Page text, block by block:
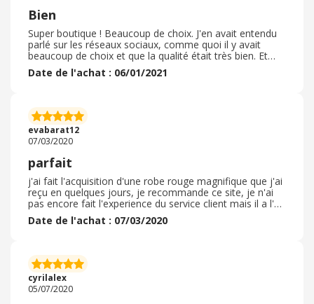
Bien
Super boutique ! Beaucoup de choix. J'en avait entendu
parlé sur les réseaux sociaux, comme quoi il y avait
beaucoup de choix et que la qualité était très bien. Et
bien, je ne suis pas déçue. La livraison est assez courte,
même avec le confinement, tout est arrivé sans
importantes directement sur le site et avec le cashback
en plus ( très intéressant) , j'ai économiser pas mal de
sous ! Je suis très satisfaite.
Date de l'achat : 06/01/2021
evabarat12
07/03/2020
parfait
j'ai fait l'acquisition d'une robe rouge magnifique que j'ai
reçu en quelques jours, je recommande ce site, je n'ai
pas encore fait l'experience du service client mais il a l'air
bien! j'ai utilisé un code promo de 55% trouvé sur
ebuyclub, NGFR55, la qualité est superbe et bien
rapide et le site offre un choix très varié de vêtements!
vous pouvez y aller les yeux fermés c'est un très bon
site au prix tout à fait correct.
Date de l'achat : 07/03/2020
cyrilalex
05/07/2020